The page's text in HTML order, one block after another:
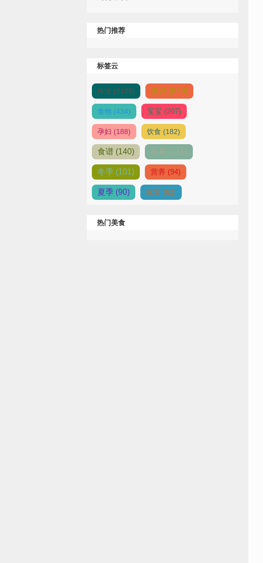
热门推荐
标签云
作法 (2103) 做法 (849)
食物 (434) 宝宝 (207)
孕妇 (188) 饮食 (182)
食谱 (140) 水果 (111)
冬季 (101) 营养 (94)
夏季 (90) 家常 (82)
热门美食